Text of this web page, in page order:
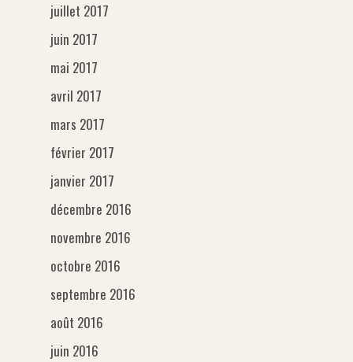
juillet 2017
juin 2017
mai 2017
avril 2017
mars 2017
février 2017
janvier 2017
décembre 2016
novembre 2016
octobre 2016
septembre 2016
août 2016
juin 2016